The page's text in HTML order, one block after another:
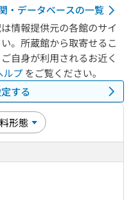
・データベースの一覧
情報提供元の各館のサイ
。所蔵館から取寄せるこ
自身が利用されるお近く
ルプをご覧ください。
する